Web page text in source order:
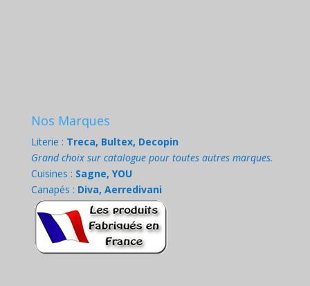
Nos Marques
Literie : Treca, Bultex, Decopin
Grand choix sur catalogue pour toutes autres marques.
Cuisines : Sagne, YOU
Canapés : Diva, Aerredivani